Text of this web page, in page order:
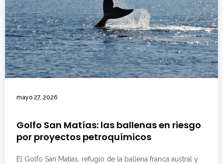
mayo 27, 2026
Golfo San Matías: las ballenas en riesgo
por proyectos petroquímicos
El Golfo San Matías, refugio de la ballena franca austral y